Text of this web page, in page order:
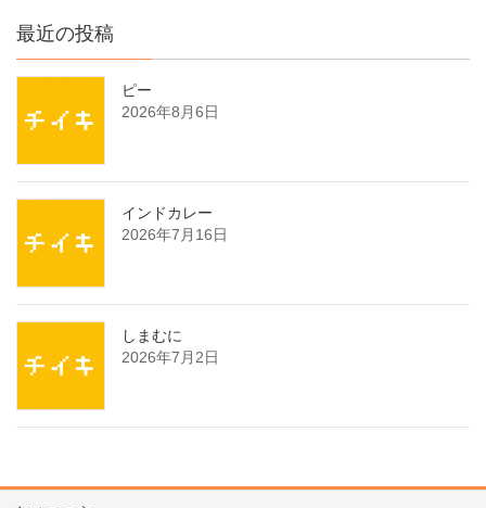
最近の投稿
ピー
2026年8月6日
インドカレー
2026年7月16日
しまむに
2026年7月2日